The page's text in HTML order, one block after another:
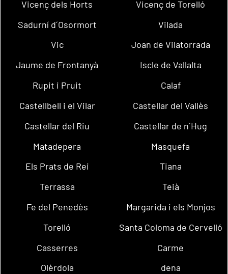
Vicenç dels Horts
Vicenç de Torelló
Sadurní d´Osormort
Vilada
Vic
Joan de Vilatorrada
Jaume de Frontanyà
Iscle de Vallalta
Rupit i Pruit
Calaf
Castellbell i el Vilar
Castellar del Vallès
Castellar del Riu
Castellar de n´Hug
Matadepera
Masquefa
Els Prats de Rei
Tiana
Terrassa
Teià
Fe del Penedès
Margarida i els Monjos
Torelló
Santa Coloma de Cervelló
Casserres
Carme
Olèrdola
dena